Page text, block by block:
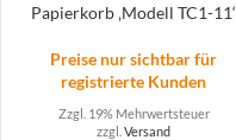
Papierkorb ‚Modell TC1-11‘
Preise nur sichtbar für
registrierte Kunden
Zzgl. 19% Mehrwertsteuer
zzgl.Versand